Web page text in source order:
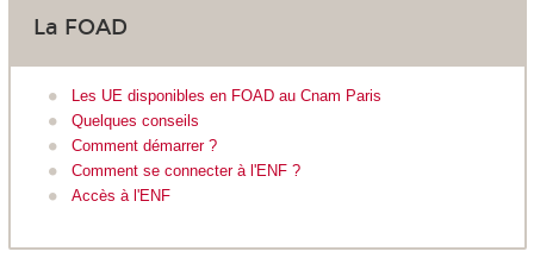
La FOAD
Les UE disponibles en FOAD au Cnam Paris
Quelques conseils
Comment démarrer ?
Comment se connecter à l'ENF ?
Accès à l'ENF